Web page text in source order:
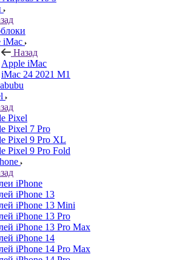
iMac
Назад
Apple iMac
iMac 24 2021 M1
Pixel
Pixel 7 Pro
Pixel 9 Pro XL
Pixel 9 Pro Fold
iPhone
iPhone 13
iPhone 13 Mini
iPhone 13 Pro
iPhone 13 Pro Max
iPhone 14
iPhone 14 Pro Max